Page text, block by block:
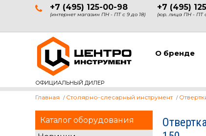
+7 (495) 125-00-98
(интернет магазин ПН - ПТ с 9 до 18)
+7 (495)
(юр. лица ПН - ПТ
ОФИЦИАЛЬНЫЙ ДИЛЕР
О бренде
Каталог оборудования
Главная Столярно-слесарный инструмент